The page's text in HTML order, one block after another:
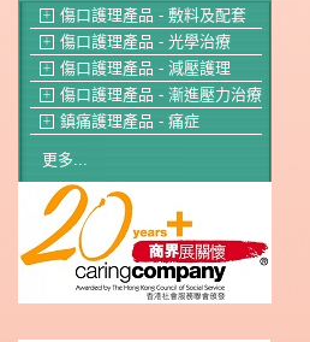
＋ 傷口護理產品 - 敷料及配套
＋ 傷口護理產品 - 光學治療
＋ 傷口護理產品 - 減壓護理
＋ 傷口護理產品 - 漸進壓力治療
＋ 鎮痛護理產品 - 痛症
更多...